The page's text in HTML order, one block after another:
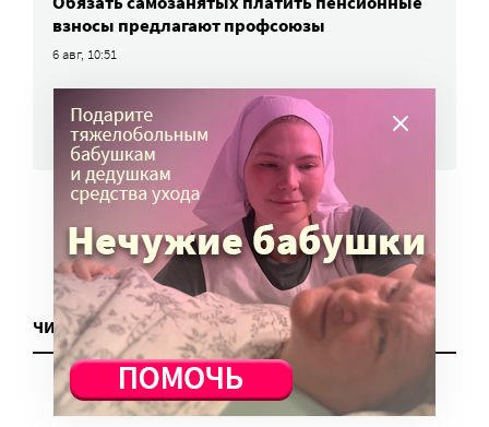
взносы предлагают профсоюзы
6 авг, 10:51
ВСЕ НОВОСТИ
ЧИТАТЬ ЕЩЕ